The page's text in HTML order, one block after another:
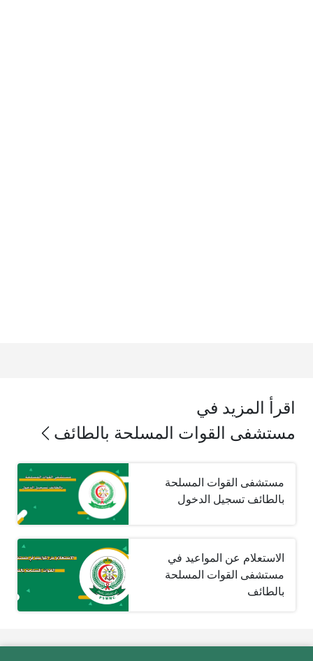
اقرأ المزيد في
مستشفى القوات المسلحة بالطائف
مستشفى القوات المسلحة
بالطائف تسجيل الدخول
الاستعلام عن المواعيد في
مستشفى القوات المسلحة
بالطائف